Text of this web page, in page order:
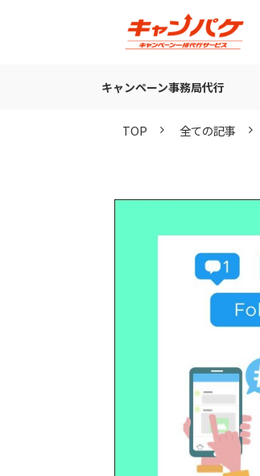
キャンペーン事務局代行
TOP 全ての記事